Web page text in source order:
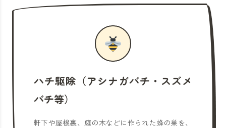
ハチ駆除（アシナガバチ・スズメ
バチ等）
軒下や屋根裏、庭の木などに作られた蜂の巣を、